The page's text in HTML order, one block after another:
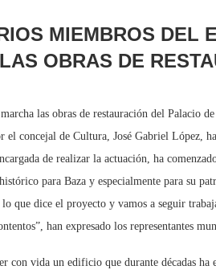
MIEMBROS DEL
OBRAS DE
las obras de restauración del
concejal de Cultura, José Gabriel
de realizar la actuación, ha
para Baza y especialmente para
que dice el proyecto y vamos a seguir
han expresado los representantes
con vida un edificio que durante décadas